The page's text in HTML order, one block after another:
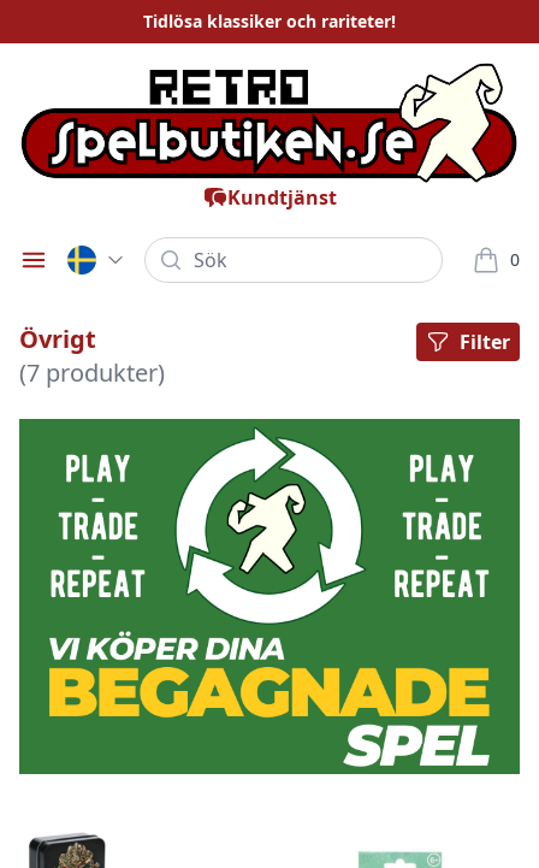
Tidlösa klassiker och rariteter!
Kundtjänst
Öppna meny
Sök 0
varor i
Övrigt
(7 produkter)
Filter